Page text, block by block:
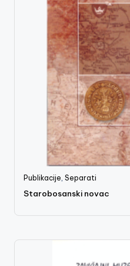
Publikacije,Separati
Starobosanski novac